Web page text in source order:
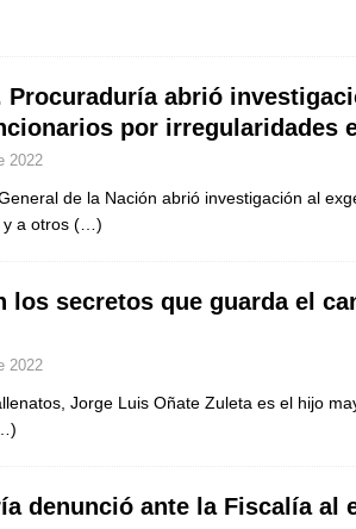
Procuraduría abrió
por irregularidades
2022
de la Nación abrió investigación al
a otros (…)
los secretos que guarda el
2022
Jorge Luis Oñate Zuleta es el hijo
denunció ante la Fiscalía al